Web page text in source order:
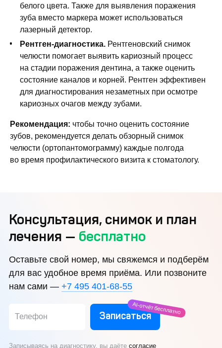
белого цвета. Также для выявления поражения
зуба вместо маркера может использоваться
лазерный детектор.
Рентген-диагностика.Рентгеновский снимок
челюсти помогает выявить кариозный процесс
на стадии поражения дентина, а также оценить
состояние каналов и корней. Рентген эффективен
для диагностирования незаметных при осмотре
кариозных очагов между зубами.
Рекомендация: чтобы точно оценить состояние
зубов, рекомендуется делать обзорный снимок
челюсти (ортопантомограмму) каждые полгода
во время профилактического визита к стоматологу.
Консультация, снимок и план
лечения — бесплатно
Оставьте свой номер, мы свяжемся и подберём
для вас удобное время приёма. Или позвоните
нам сами — +7 495 401-68-55
Телефон Записаться
AI-отчёт бесплатно
Записываясь на диагностику, вы даёте согласие